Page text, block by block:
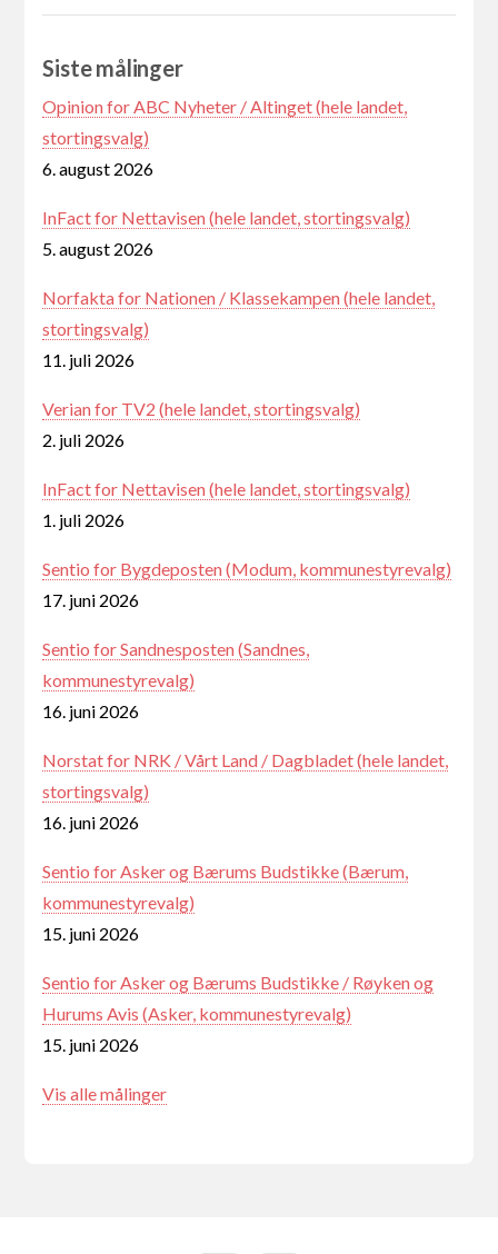
Siste målinger
Opinion for ABC Nyheter / Altinget (hele landet,
stortingsvalg)
6. august 2026
InFact for Nettavisen (hele landet, stortingsvalg)
5. august 2026
Norfakta for Nationen / Klassekampen (hele landet,
stortingsvalg)
11. juli 2026
Verian for TV2 (hele landet, stortingsvalg)
2. juli 2026
InFact for Nettavisen (hele landet, stortingsvalg)
1. juli 2026
Sentio for Bygdeposten (Modum, kommunestyrevalg)
17. juni 2026
Sentio for Sandnesposten (Sandnes,
kommunestyrevalg)
16. juni 2026
Norstat for NRK / Vårt Land / Dagbladet (hele landet,
stortingsvalg)
16. juni 2026
Sentio for Asker og Bærums Budstikke (Bærum,
kommunestyrevalg)
15. juni 2026
Sentio for Asker og Bærums Budstikke / Røyken og
Hurums Avis (Asker, kommunestyrevalg)
15. juni 2026
Vis alle målinger